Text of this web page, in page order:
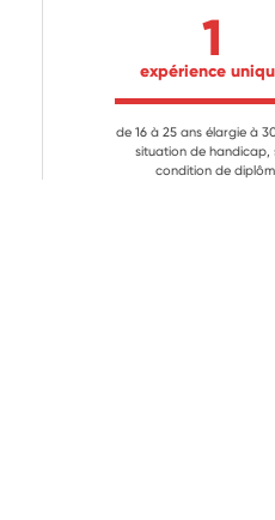
1
expérience
de 16 à 25 ans élargie à
situation de handicap,
condition de